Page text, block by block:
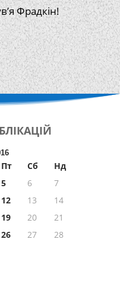
Фрадкін!
Пт Сб
Нд
5 6
7
12 13
14
19 20
21
26 27
28